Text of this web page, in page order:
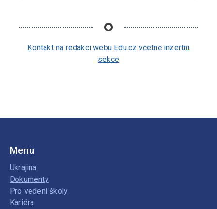
Kontakt na redakci webu Edu.cz včetně inzertní
sekce
Menu
Ukrajina
Dokumenty
Pro vedení školy
Kariéra